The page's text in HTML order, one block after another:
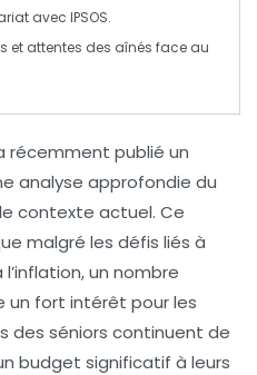
avec IPSOS.
et attentes des aînés face au
récemment publié un
analyse approfondie du
contexte actuel. Ce
malgré les défis liés à
inflation, un nombre
un fort intérêt pour les
des séniors continuent de
budget significatif à leurs